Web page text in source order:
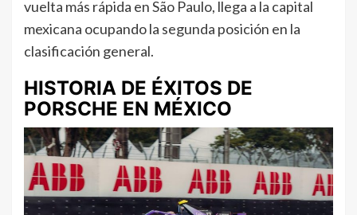
vuelta más rápida en São Paulo, llega a la capital
mexicana ocupando la segunda posición en la
clasificación general.
HISTORIA DE ÉXITOS DE
PORSCHE EN MÉXICO